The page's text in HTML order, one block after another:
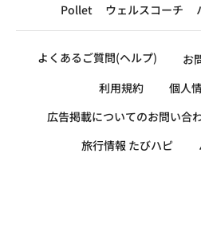
Pollet ウェルスコーチ
よくあるご質問(ヘルプ) お
利用規約
個人
広告掲載についてのお問い合
旅行情報 たびハピ